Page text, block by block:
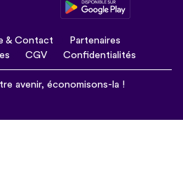
& Contact
Partenaires
CGV Confidentialités
avenir, économisons-la !